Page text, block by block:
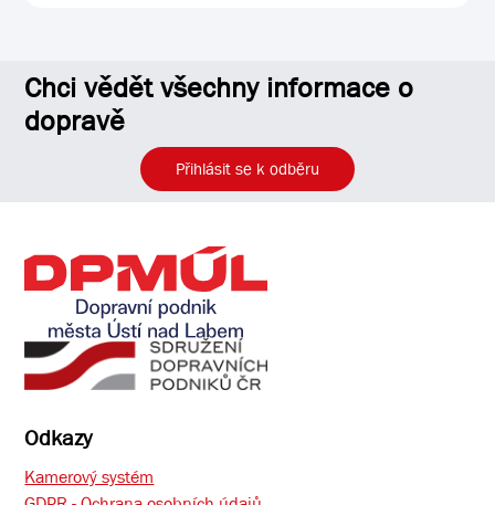
Chci vědět všechny informace o
dopravě
Přihlásit se k odběru
Odkazy
Kamerový systém